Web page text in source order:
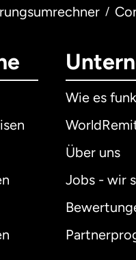
/
Wie es
Über uns
Jobs - wir